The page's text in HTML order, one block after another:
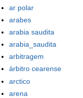
ar polar
arabes
arabia saudita
arabia_saudita
arbitragem
árbitro cearense
arctico
arena